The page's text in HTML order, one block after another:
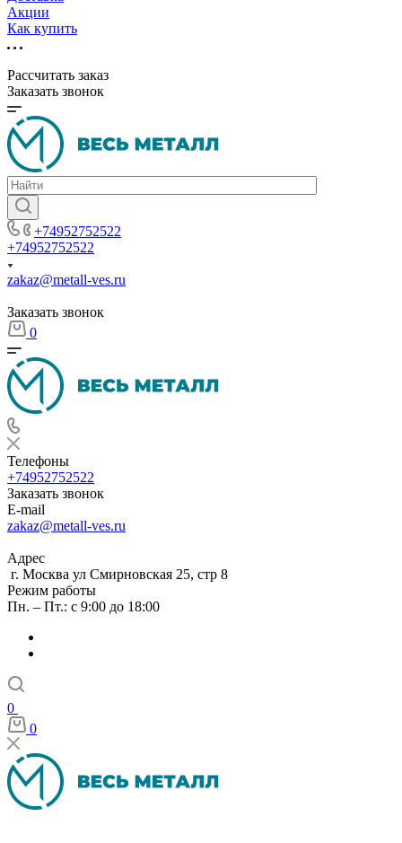
Акции
Как купить
Рассчитать заказ
Заказать звонок
+74952752522
+74952752522
zakaz@metall-ves.ru
Заказать звонок
0
Телефоны
+74952752522
Заказать звонок
E-mail
zakaz@metall-ves.ru
Адрес
г. Москва ул Смирновская 25, стр 8
Режим работы
Пн. – Пт.: с 9:00 до 18:00
0
0